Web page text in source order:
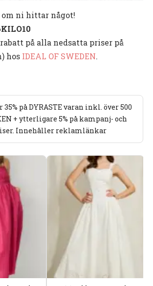
ni hittar något!
rabatt på alla nedsatta priser på
hos IDEAL OF SWEDEN.
35% på DYRASTE varan inkl. över 500
+ ytterligare 5% på kampanj- och
Innehåller reklamlänkar